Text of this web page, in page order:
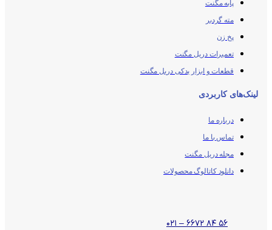
پایه مگنت
مته گردبر
پخ زن
تعمیرات دریل مگنت
قطعات و ابزار یدکی دریل مگنت
لینک‌های کاربردی
درباره ما
تماس با ما
مجله دریل مگنت
دانلود کاتالوگ محصولات
۵۶ ۸۴ ۶۶۷۲ – ۰۲۱